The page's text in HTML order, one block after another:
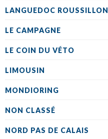
LANGUEDOC ROUSSILLON
LE CAMPAGNE
LE COIN DU VÉTO
LIMOUSIN
MONDIORING
NON CLASSÉ
NORD PAS DE CALAIS